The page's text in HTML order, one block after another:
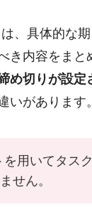
、具体的な
き内容をまと
め切りが設定
いがあります。
を用いてタス
せん。